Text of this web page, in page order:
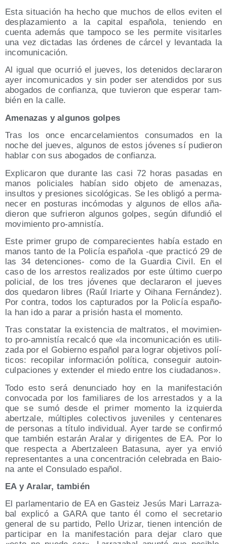
Esta situa­ción ha hecho que muchos de ellos evi­ten el
des­pla­za­mien­to a la capi­tal espa­ño­la, tenien­do en
cuen­ta ade­más que tam­po­co se les per­mi­te visi­tar­les
una vez dic­ta­das las órde­nes de cár­cel y levan­ta­da la
incomunicación.
Al igual que ocu­rrió el jue­ves, los dete­ni­dos decla­ra­ron
ayer inco­mu­ni­ca­dos y sin poder ser aten­di­dos por sus
abo­ga­dos de con­fian­za, que tuvie­ron que espe­rar tam­
bién en la calle.
Ame­na­zas y algu­nos golpes
Tras los once encar­ce­la­mien­tos con­su­ma­dos en la
noche del jue­ves, algu­nos de estos jóve­nes sí pudie­ron
hablar con sus abo­ga­dos de confianza.
Expli­ca­ron que duran­te las casi 72 horas pasa­das en
manos poli­cia­les habían sido obje­to de ame­na­zas,
insul­tos y pre­sio­nes sico­ló­gi­cas. Se les obli­gó a per­ma­
ne­cer en pos­tu­ras incó­mo­das y algu­nos de ellos aña­
die­ron que sufrie­ron algu­nos gol­pes, según difun­dió el
movi­mien­to pro-amnistía.
Este pri­mer gru­po de com­pa­re­cien­tes había esta­do en
manos tan­to de la Poli­cía espa­ño­la ‑que prac­ti­có 29 de
las 34 deten­cio­nes- como de la Guar­dia Civil. En el
caso de los arres­tos rea­li­za­dos por este últi­mo cuer­po
poli­cial, de los tres jóve­nes que decla­ra­ron el jue­ves
dos que­da­ron libres (Raúl Iriar­te y Oiha­na Fer­nán­dez).
Por con­tra, todos los cap­tu­ra­dos por la Poli­cía espa­ño­
la han ido a parar a pri­sión has­ta el momento.
Tras cons­ta­tar la exis­ten­cia de mal­tra­tos, el movi­mien­
to pro-amnis­tía recal­có que «la inco­mu­ni­ca­ción es uti­li­
za­da por el Gobierno espa­ñol para lograr obje­ti­vos polí­
ti­cos: reco­pi­lar infor­ma­ción polí­ti­ca, con­se­guir auto­in­
cul­pa­cio­nes y exten­der el mie­do entre los ciudadanos».
Todo esto será denun­cia­do hoy en la mani­fes­ta­ción
con­vo­ca­da por los fami­lia­res de los arres­ta­dos y a la
que se sumó des­de el pri­mer momen­to la izquier­da
aber­tza­le, múl­ti­ples colec­ti­vos juve­ni­les y cen­te­na­res
de per­so­nas a títu­lo indi­vi­dual. Ayer tar­de se con­fir­mó
que tam­bién esta­rán Ara­lar y diri­gen­tes de EA. Por lo
que res­pec­ta a Aber­tza­leen Bata­su­na, ayer ya envió
repre­sen­tan­tes a una con­cen­tra­ción cele­bra­da en Baio­
na ante el Con­su­la­do español.
EA y Ara­lar, también
El par­la­men­ta­rio de EA en Gas­teiz Jesús Mari Larra­za­
bal expli­có a GARA que tan­to él como el secre­ta­rio
gene­ral de su par­ti­do, Pello Uri­zar, tie­nen inten­ción de
par­ti­ci­par en la mani­fes­ta­ción para dejar cla­ro que